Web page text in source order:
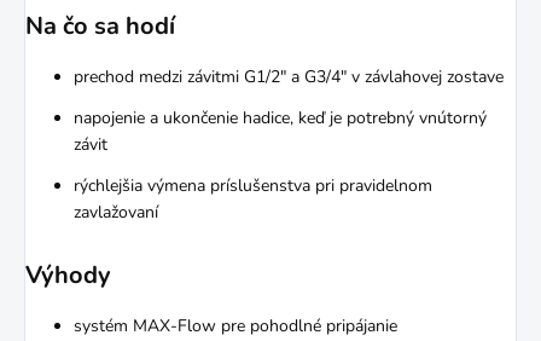
Na čo sa hodí
prechod medzi závitmi G1/2" a G3/4" v závlahovej zostave
napojenie a ukončenie hadice, keď je potrebný vnútorný
závit
rýchlejšia výmena príslušenstva pri pravidelnom
zavlažovaní
Výhody
systém MAX-Flow pre pohodlné pripájanie